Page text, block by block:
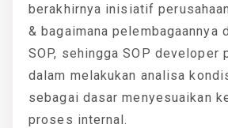
berakhirnya inisiatif
& bagaimana pelembagaannya
SOP, sehingga SOP developer
dalam melakukan analisa
sebagai dasar menyesuaikan
proses internal.